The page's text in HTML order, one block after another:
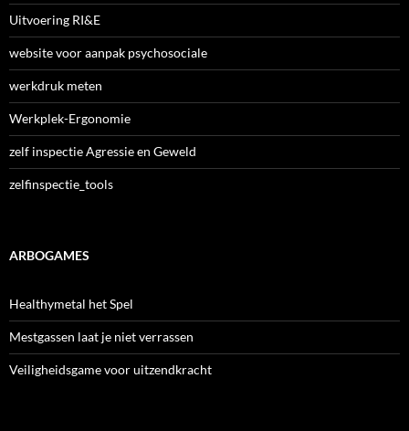
Uitvoering RI&E
website voor aanpak psychosociale
werkdruk meten
Werkplek-Ergonomie
zelf inspectie Agressie en Geweld
zelfinspectie_tools
ARBOGAMES
Healthymetal het Spel
Mestgassen laat je niet verrassen
Veiligheidsgame voor uitzendkracht